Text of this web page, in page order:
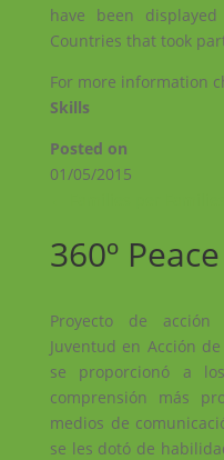
have been
Countries that took
For more information
Skills
Posted on
01/05/2015
360º
Proyecto de
Juventud en Acción
se proporcionó a
comprensión más
medios de
se les dotó de